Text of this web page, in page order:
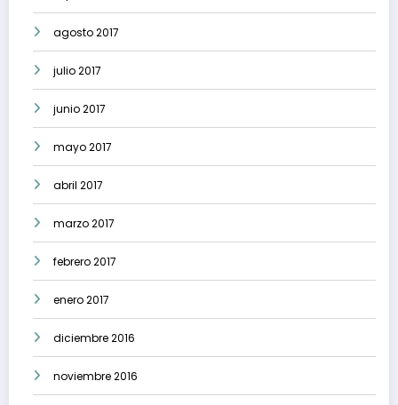
agosto 2017
julio 2017
junio 2017
mayo 2017
abril 2017
marzo 2017
febrero 2017
enero 2017
diciembre 2016
noviembre 2016